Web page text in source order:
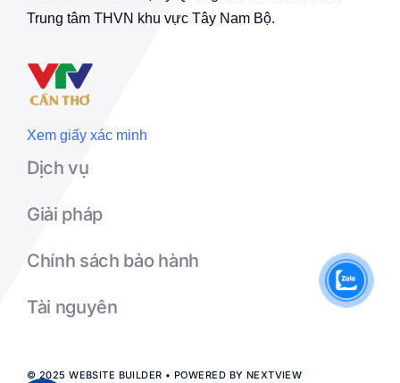
Trung tâm THVN khu vực Tây Nam Bộ.
Xem giấy xác minh
Dịch vụ
Giải pháp
Chính sách bảo hành
Tài nguyên
© 2025 WEBSITE BUILDER • POWERED BY NEXTVIEW